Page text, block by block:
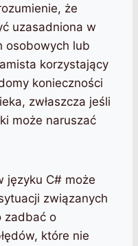
że
uzasadniona w
osobowych lub
korzystający
konieczności
zwłaszcza jeśli
może naruszać
języku C# może
związanych
zadbać o
które nie